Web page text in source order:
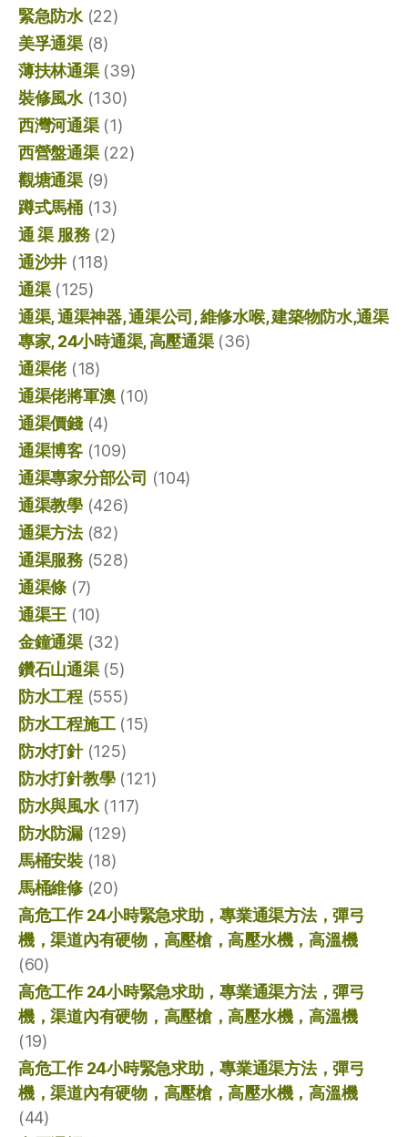
緊急防水(22)
美孚通渠(8)
薄扶林通渠(39)
裝修風水(130)
西灣河通渠(1)
西營盤通渠(22)
觀塘通渠(9)
蹲式馬桶(13)
通 渠 服務(2)
通沙井 (118)
通渠(125)
通渠, 通渠神器, 通渠公司, 維修水喉, 建築物防水,通渠
專家, 24小時通渠, 高壓通渠(36)
通渠佬(18)
通渠佬將軍澳(10)
通渠價錢(4)
通渠博客(109)
通渠專家分部公司 (104)
通渠教學(426)
通渠方法(82)
通渠服務(528)
通渠條 (7)
通渠王 (10)
金鐘通渠(32)
鑽石山通渠(5)
防水工程(555)
防水工程施工(15)
防水打針(125)
防水打針教學(121)
防水與風水(117)
防水防漏(129)
馬桶安裝(18)
馬桶維修(20)
高危工作 24小時緊急求助，專業通渠方法，彈弓
機，渠道內有硬物，高壓槍，高壓水機，高溫機
(60)
高危工作 24小時緊急求助，專業通渠方法，彈弓
機，渠道內有硬物，高壓槍，高壓水機，高溫機
(19)
高危工作 24小時緊急求助，專業通渠方法，彈弓
機，渠道內有硬物，高壓槍，高壓水機，高溫機
(44)